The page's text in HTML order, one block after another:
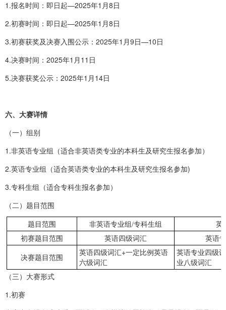
1.报名时间：即日起—2025年1月8日
2.初赛时间：即日起—2025年1月8日
3.初赛获奖及决赛入围公示：2025年1月9日—10日
4.决赛时间：2025年1月11日
5.决赛获奖公示：2025年1月14日
六、大赛详情
（一）组别
1.非英语专业组（适合非英语类专业的本科生及研究生报名参加）
2.英语专业组（适合英语类专业的本科生及研究生报名参加)
3.专科生组（适合专科生报名参加）
（二）题目范围
题目范围 非英语专业组/专科生组
英
初赛题目范围
英语四级词汇 英语
决赛题目范围
英语四级词汇+一定比例英语
六级词汇
英语专业四级
业八级词汇
（三）大赛形式
1.初赛